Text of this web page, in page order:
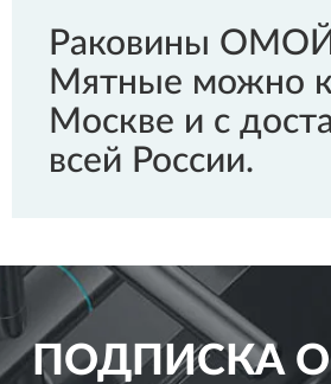
Раковины
Мятные можно
Москве и с
всей России.
ПОДПИСКА